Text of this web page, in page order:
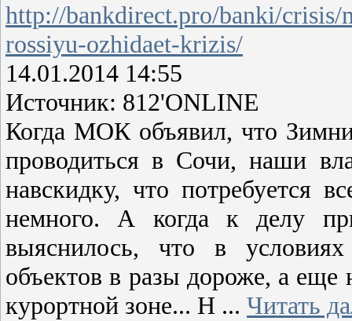
http://bankdirect.pro/banki/
rossiyu-ozhidaet-krizis/
14.01.2014 14:55
Источник: 812'ONLINE
Когда МОК объявил, что
проводиться в Сочи, наши
навскидку, что потребуется
немного. А когда к делу
выяснилось, что в
объектов в разы дороже, а
курортной зоне... Н ... Читать